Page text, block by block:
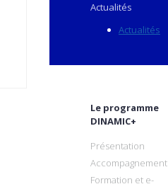
Actualités
Actualités
Le programme
DINAMIC+
Présentation
Accompagnement
Formation et e-